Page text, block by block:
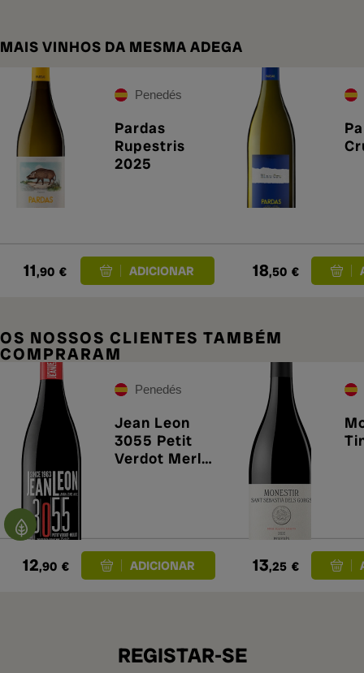
MAIS VINHOS DA MESMA ADEGA
Penedés
Pardas
Rupestris
2025
11,90 € 18,50 €
OS NOSSOS CLIENTES TAMBÉM
COMPRARAM
Penedés
Jean Leon
3055 Petit
Verdot Merlot
12,90 € 13,25 €
REGISTAR-SE